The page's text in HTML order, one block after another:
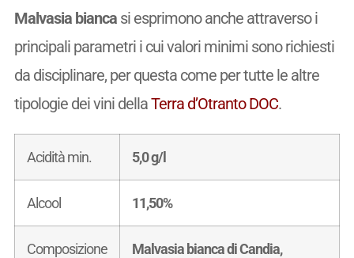
Malvasia biancasi esprimono anche attraverso i
principali parametri i cui valori minimi sono richiesti
da disciplinare, per questa come per tutte le altre
tipologie dei vini dellaTerra d’Otranto DOC.
Acidità min. 5,0 g/l
Alcool 11,50%
Composizione
Malvasia bianca di Candia,